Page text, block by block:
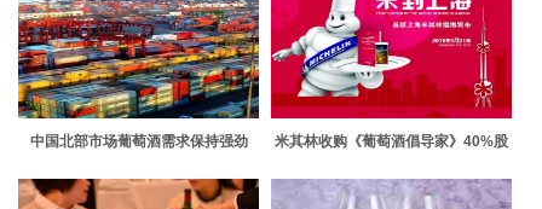
中国北部市场葡萄酒需求保持强劲
米其林收购《葡萄酒倡导家》40%股